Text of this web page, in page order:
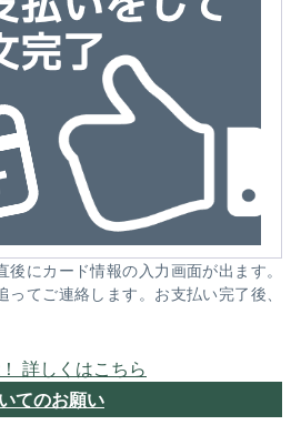
にカード情報の入力画面が出ます。
てご連絡します。お支払い完了後、
詳しくはこちら
てのお願い